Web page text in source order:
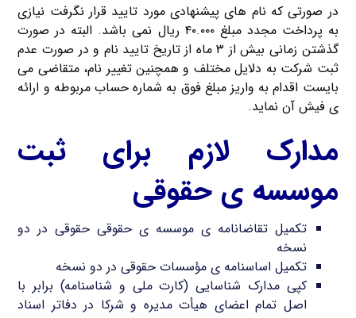
در صورتی که نام های پیشنهادی مورد تایید قرار نگرفت نیازی
به پرداخت مجدد مبلغ ۴۰.۰۰۰ ریال نمی باشد. البته در صورت
گذشتن زمانی بیش از ۳ ماه از تاریخ تایید نام و در صورت عدم
ثبت شرکت به دلایل مختلف و همچنین تغییر نام، متقاضی می
بایست اقدام به واریز مبلغ فوق به شماره حساب مربوطه و ارائه
ی فیش آن نماید.
مدارک لازم برای ثبت
موسسه ی حقوقی
تکمیل تقاضانامه ی موسسه ی حقوقی حقوقی در دو
نسخه
تکمیل اساسنامه ی مؤسسات حقوقی در دو نسخه
کپی مدارک شناسایی (کارت ملی و شناسنامه) برابر با
اصل تمام اعضای هیأت مدیره و شرکا در دفاتر اسناد